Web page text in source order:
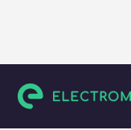
Tubize